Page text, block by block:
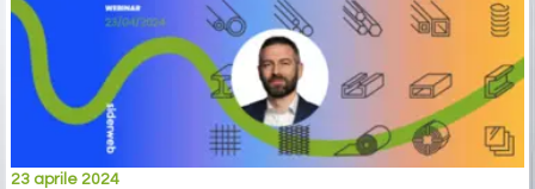
23 aprile 2024